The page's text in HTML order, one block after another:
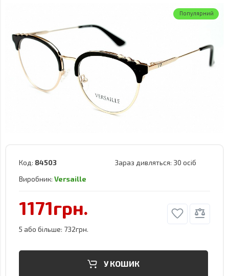
Популярний
Код: 84503 Зараз дивляться: 30 осіб
Виробник: Versaille
1171грн.
5 або більше: 732грн.
У КОШИК